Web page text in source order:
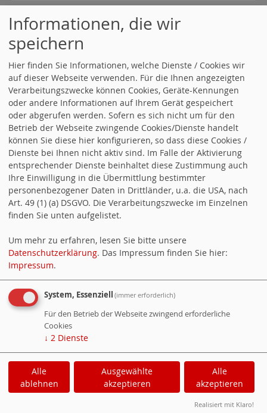
14.09.2026, 19:00 Uhr SPD
Kreisverband LB, Vorstandssitzung
01.10.2026, 15:00 UhrTreffen der AG
60+
ALLE TERMINE
KALENDERBLOCK-BLOCK-HEUTE
Alle Termine öffnen.
03.09.2026, 15:00 UhrTreffen der AG
60+
14.09.2026, 19:00 UhrSPD
Kreisverband LB, Vorstandssitzung
01.10.2026, 15:00 UhrTreffen der AG
60+
ALLE TERMINE
Cookie-Manager|Datenschutzerklärung|
Informationen, die wir
speichern
Hier finden Sie Informationen, welche Dienste / Cookies wir
auf dieser Webseite verwenden. Für die Ihnen angezeigten
Verarbeitungszwecke können Cookies, Geräte-Kennungen
oder andere Informationen auf Ihrem Gerät gespeichert
oder abgerufen werden. Sofern es sich nicht um für den
Betrieb der Webseite zwingende Cookies/Dienste handelt
können Sie diese hier konfigurieren, so dass diese Cookies /
Dienste bei Ihnen nicht aktiv sind. Im Falle der Aktivierung
entsprechender Dienste beinhaltet diese Zustimmung auch
Ihre Einwilligung in die Übermittlung bestimmter
personenbezogener Daten in Drittländer, u.a. die USA, nach
Art. 49 (1) (a) DSGVO. Die Verarbeitungszwecke im Einzelnen
finden Sie unten aufgelistet.
Um mehr zu erfahren, lesen Sie bitte unsere
Datenschutzerklärung. Das Impressum finden Sie hier:
Impressum.
System, Essenziell (immer erforderlich)
Für den Betrieb der Webseite zwingend erforderliche
Cookies
↓ 2 Dienste
Alle
ablehnen
Ausgewählte
akzeptieren
Alle
akzeptieren
Realisiert mit Klaro!